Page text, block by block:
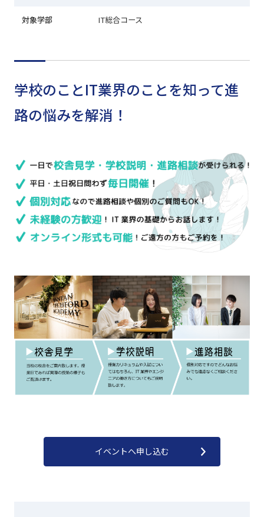
対象学部 IT総合コース
学校のことIT業界のことを知って進
路の悩みを解消！
イベントへ申し込む